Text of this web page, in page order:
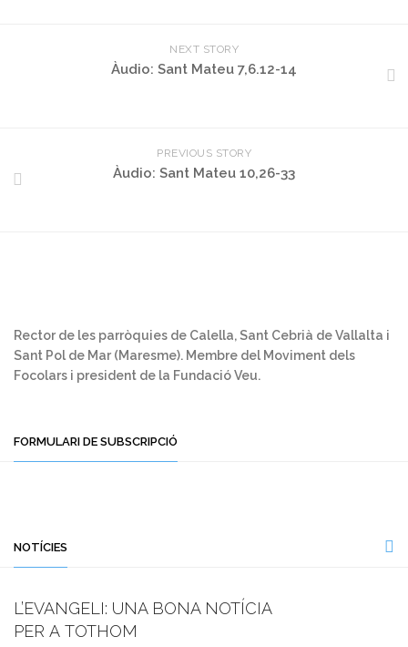
NEXT STORY
Àudio: Sant Mateu 7,6.12-14
PREVIOUS STORY
Àudio: Sant Mateu 10,26-33
Rector de les parròquies de Calella, Sant Cebrià de Vallalta i
Sant Pol de Mar (Maresme). Membre del Moviment dels
Focolars i president de la Fundació Veu.
FORMULARI DE SUBSCRIPCIÓ
NOTÍCIES
L’EVANGELI: UNA BONA NOTÍCIA
PER A TOTHOM